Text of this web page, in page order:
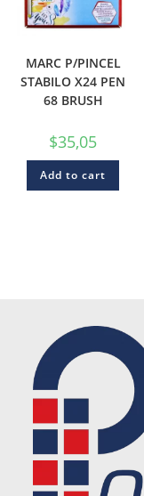
MARC P/PINCEL
STABILO X24 PEN
68 BRUSH
$35,05
Add to cart